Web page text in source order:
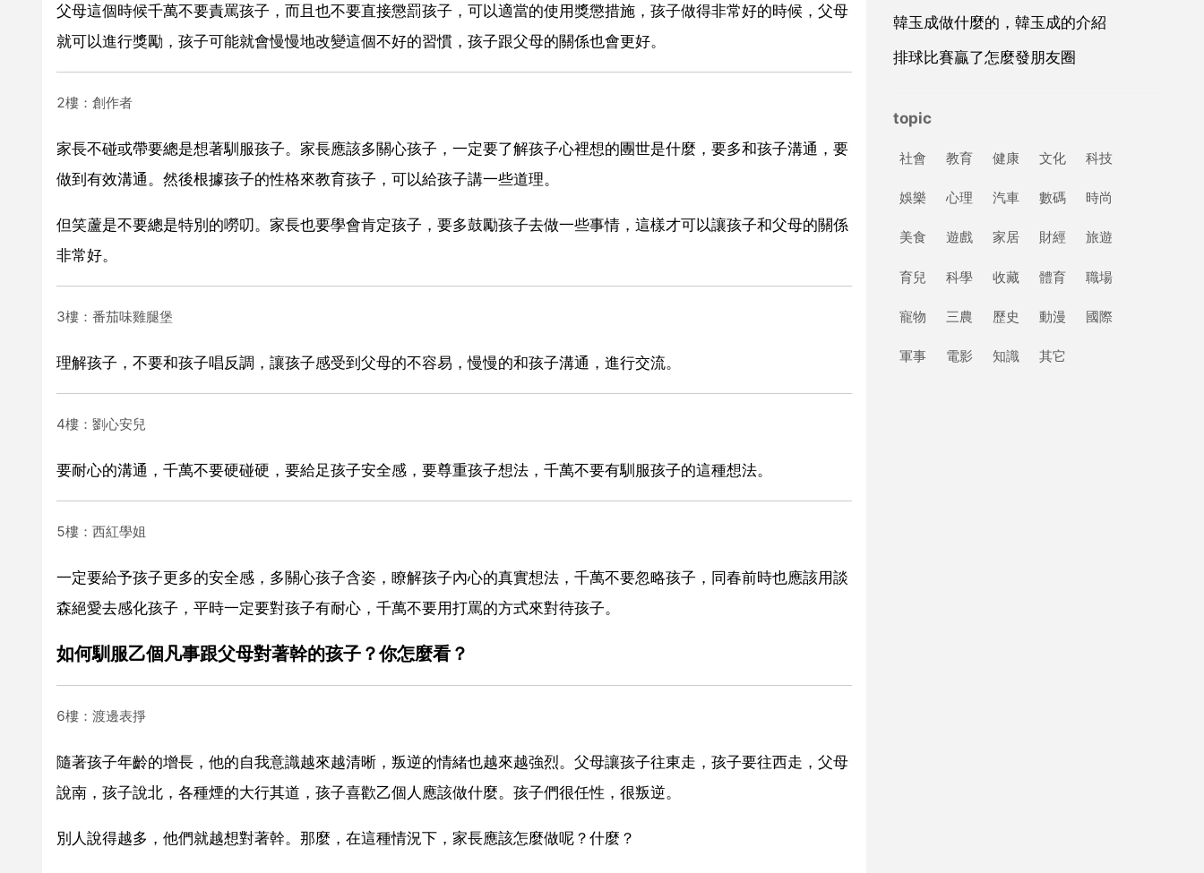
父母這個時候千萬不要責罵孩子，而且也不要直接懲罰孩子，可以適當的使用獎懲措施，孩子做得非常好的時候，父母
就可以進行獎勵，孩子可能就會慢慢地改變這個不好的習慣，孩子跟父母的關係也會更好。
2樓：創作者
家長不碰或帶要總是想著馴服孩子。家長應該多關心孩子，一定要了解孩子心裡想的團世是什麼，要多和孩子溝通，要
做到有效溝通。然後根據孩子的性格來教育孩子，可以給孩子講一些道理。
但笑蘆是不要總是特別的嘮叨。家長也要學會肯定孩子，要多鼓勵孩子去做一些事情，這樣才可以讓孩子和父母的關係
非常好。
3樓：番茄味雞腿堡
理解孩子，不要和孩子唱反調，讓孩子感受到父母的不容易，慢慢的和孩子溝通，進行交流。
4樓：劉心安兒
要耐心的溝通，千萬不要硬碰硬，要給足孩子安全感，要尊重孩子想法，千萬不要有馴服孩子的這種想法。
5樓：西紅學姐
一定要給予孩子更多的安全感，多關心孩子含姿，瞭解孩子內心的真實想法，千萬不要忽略孩子，同春前時也應該用談
森絕愛去感化孩子，平時一定要對孩子有耐心，千萬不要用打罵的方式來對待孩子。
如何馴服乙個凡事跟父母對著幹的孩子？你怎麼看？
6樓：渡邊表掙
隨著孩子年齡的增長，他的自我意識越來越清晰，叛逆的情緒也越來越強烈。父母讓孩子往東走，孩子要往西走，父母
說南，孩子說北，各種煙的大行其道，孩子喜歡乙個人應該做什麼。孩子們很任性，很叛逆。
別人說得越多，他們就越想對著幹。那麼，在這種情況下，家長應該怎麼做呢？什麼？
韓玉成做什麼的，韓玉成的介紹
排球比賽贏了怎麼發朋友圈
topic
社會 教育 健康 文化 科技
娛樂 心理 汽車 數碼 時尚
美食 遊戲 家居 財經 旅遊
育兒 科學 收藏 體育 職場
寵物 三農 歷史 動漫 國際
軍事 電影 知識 其它